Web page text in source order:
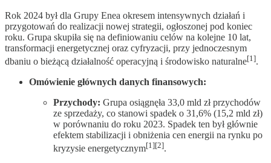
Rok 2024 był dla Grupy Enea okresem intensywnych działań i
przygotowań do realizacji nowej strategii, ogłoszonej pod koniec
roku. Grupa skupiła się na definiowaniu celów na kolejne 10 lat,
transformacji energetycznej oraz cyfryzacji, przy jednoczesnym
dbaniu o bieżącą działalność operacyjną i środowisko naturalne[1].
Omówienie głównych danych finansowych:
Przychody: Grupa osiągnęła 33,0 mld zł przychodów
ze sprzedaży, co stanowi spadek o 31,6% (15,2 mld zł)
w porównaniu do roku 2023. Spadek ten był głównie
efektem stabilizacji i obniżenia cen energii na rynku po
kryzysie energetycznym[1][2].